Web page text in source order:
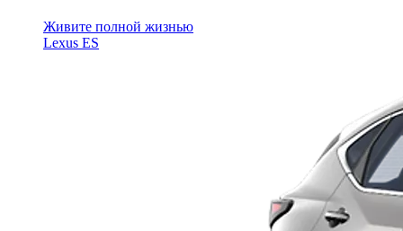
Живите полной жизнью
Lexus ES